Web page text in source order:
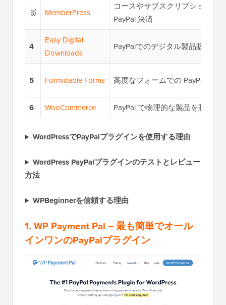
🥉 MemberPress
コースやサブスクリプションの
PayPal 決済
4
Easy Digital
Downloads
PayPalでのデジタル製品販売
5 Formidable Forms 高度なフォームでの PayPal の使
6 WooCommerce PayPal で物理的な製品を販売す
WordPressでPayPalプラグインを使用する理由
WordPress PayPalプラグインのテストとレビュー
方法
WPBeginnerを信頼する理由
1. WP Payment Pal – 最も簡単でオール
インワンのPayPalプラグイン